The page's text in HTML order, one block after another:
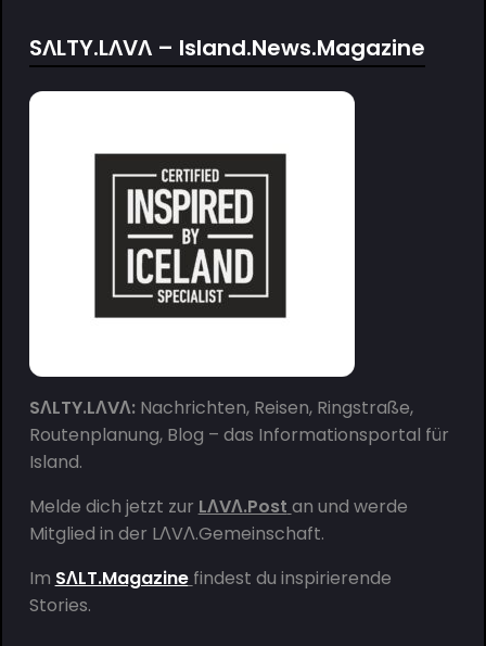
SΛLTY.LΛVΛ – Island.News.Magazine
SΛLTY.LΛVΛ:Nachrichten, Reisen, Ringstraße,
Routenplanung, Blog – das Informationsportal für
Island.
Melde dich jetzt zur LΛVΛ.Post an und werde
Mitglied in der LΛVΛ.Gemeinschaft.
Im SΛLT.Magazine findest du inspirierende
Stories.